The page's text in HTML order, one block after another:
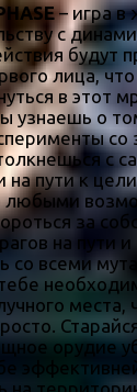
– игра в
с
будут
лица,
в этот
узнаешь о
со
с
на пути к
любыми
за
на пути
со всеми
места,
орудие
эффективней
на